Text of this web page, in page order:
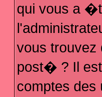
qui vous a
vous
post� ? Il
comptes